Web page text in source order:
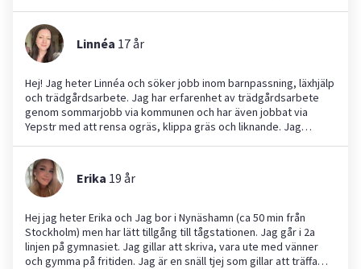
ofta passat mina småsyskon. Tidigare har jag även
sommarjobbat på förskola med barn mellan 1–5 år. Jag är social,
lekfull, och bra på att hålla rutiner. Dessutom är jag flexibel och
kan ta mig till olika platser. Ser fram emot möjligheten att hjälpa
till hos er!
Linnéa 17år
Hej! Jag heter Linnéa och söker jobb inom barnpassning, läxhjälp
och trädgårdsarbete. Jag har erfarenhet av trädgårdsarbete
genom sommarjobb via kommunen och har även jobbat via
Yepstr med att rensa ogräs, klippa gräs och liknande. Jag
åldrarna 6–8, där jag hjälpte till under lektioner och på fritids.
Jag försöker alltid göra lärandet roligt så att barnen får en
positiv känsla och känner att de kan lyckas. Jag kan hjälpa till
med allt från att passa barn under möten till att hitta på lärorika
och trygga aktiviteter. Hör gärna av dig om du vill veta mer! Mvh
Linnéa
Erika 19 år
Hej jag heter Erika och Jag bor i Nynäshamn (ca 50 min från
Stockholm) men har lätt tillgång till tågstationen. Jag går i 2a
linjen på gymnasiet. Jag gillar att skriva, vara ute med vänner
och gymma på fritiden. Jag är en snäll tjej som gillar att träffa